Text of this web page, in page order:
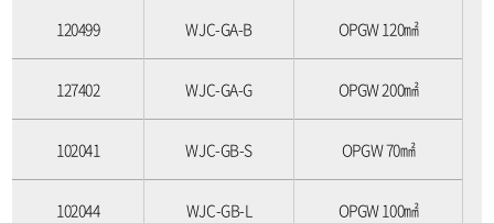
120499 WJC-GA-B OPGW 120㎟
127402 WJC-GA-G OPGW 200㎟
102041 WJC-GB-S OPGW 70㎟
102044 WJC-GB-L OPGW 100㎟